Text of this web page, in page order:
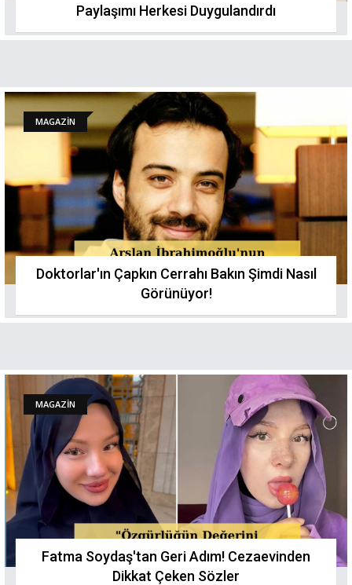
Paylaşımı Herkesi Duygulandırdı
MAGAZİN
Doktorlar'ın Çapkın Cerrahı Bakın Şimdi Nasıl
Görünüyor!
MAGAZİN
Fatma Soydaş'tan Geri Adım! Cezaevinden
Dikkat Çeken Sözler